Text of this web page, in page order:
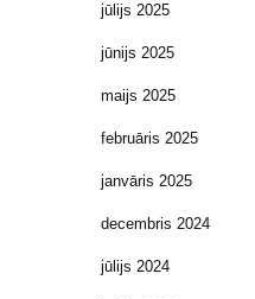
jūlijs 2025
jūnijs 2025
maijs 2025
februāris 2025
janvāris 2025
decembris 2024
jūlijs 2024